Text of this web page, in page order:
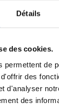
Détails
des cookies.
permettent de
des
d'analyser
des
à
conduits
laissés entre
les conduits ;
entre les